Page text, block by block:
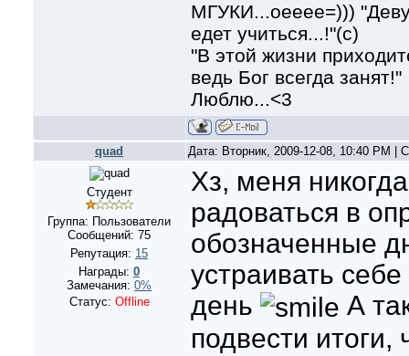
МГУКИ...оееее=)))
едет учиться...!"(с)
"В этой жизни
ведь Бог всегда занят!"
Люблю...<3
quad Дата: Вторник, 2009-12-08, 10:40 PM |
Студент
Группа: Пользователи
Сообщений: 75
Репутация: 15
Награды: 0
Замечания: 0%
Статус: Offline
Хз, меня
радоваться в
обозначенные
устраивать
день
А
подвести